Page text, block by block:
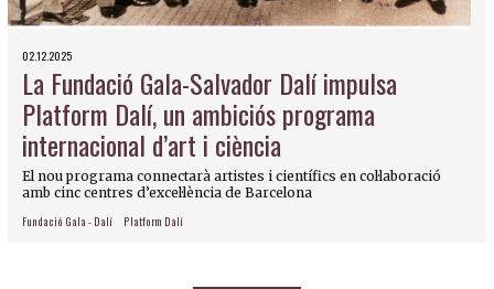
02.12.2025
La Fundació Gala-Salvador Dalí impulsa
Platform Dalí, un ambiciós programa
internacional d’art i ciència
El nou programa connectarà artistes i científics en col·laboració
amb cinc centres d’excel·lència de Barcelona
Fundació Gala - Dalí Platform Dalí